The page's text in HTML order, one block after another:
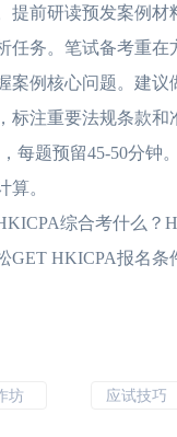
前研读预发案例材
任务。笔试备考重
案例核心问题。建
标注重要法规条款
每题预留45-50分
算。
综合考什么？
GET HKICPA报名
坊 应试技巧